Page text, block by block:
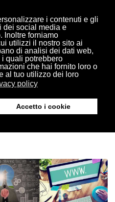
i contenuti e gli
dei social media e
Inoltre forniamo
utilizzi il nostro sito ai
di analisi dei dati web,
quali potrebbero
che hai fornito loro o
al tuo utilizzo dei loro
policy
Accetto i cookie
SITI
0321